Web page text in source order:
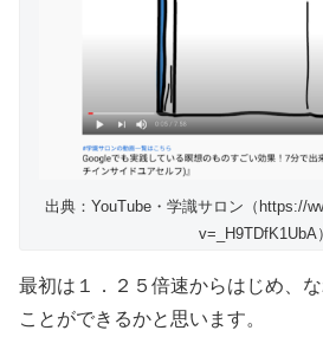
出典：YouTube・学識サロン（https://
v=_H9TDfK1UbA）
最初は１．２５倍速からはじめ、
ことができるかと思います。